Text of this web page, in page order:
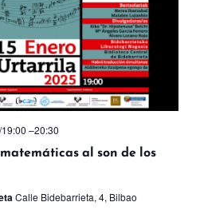
–20:30
al son de los
Calle Bidebarrieta, 4, Bilbao